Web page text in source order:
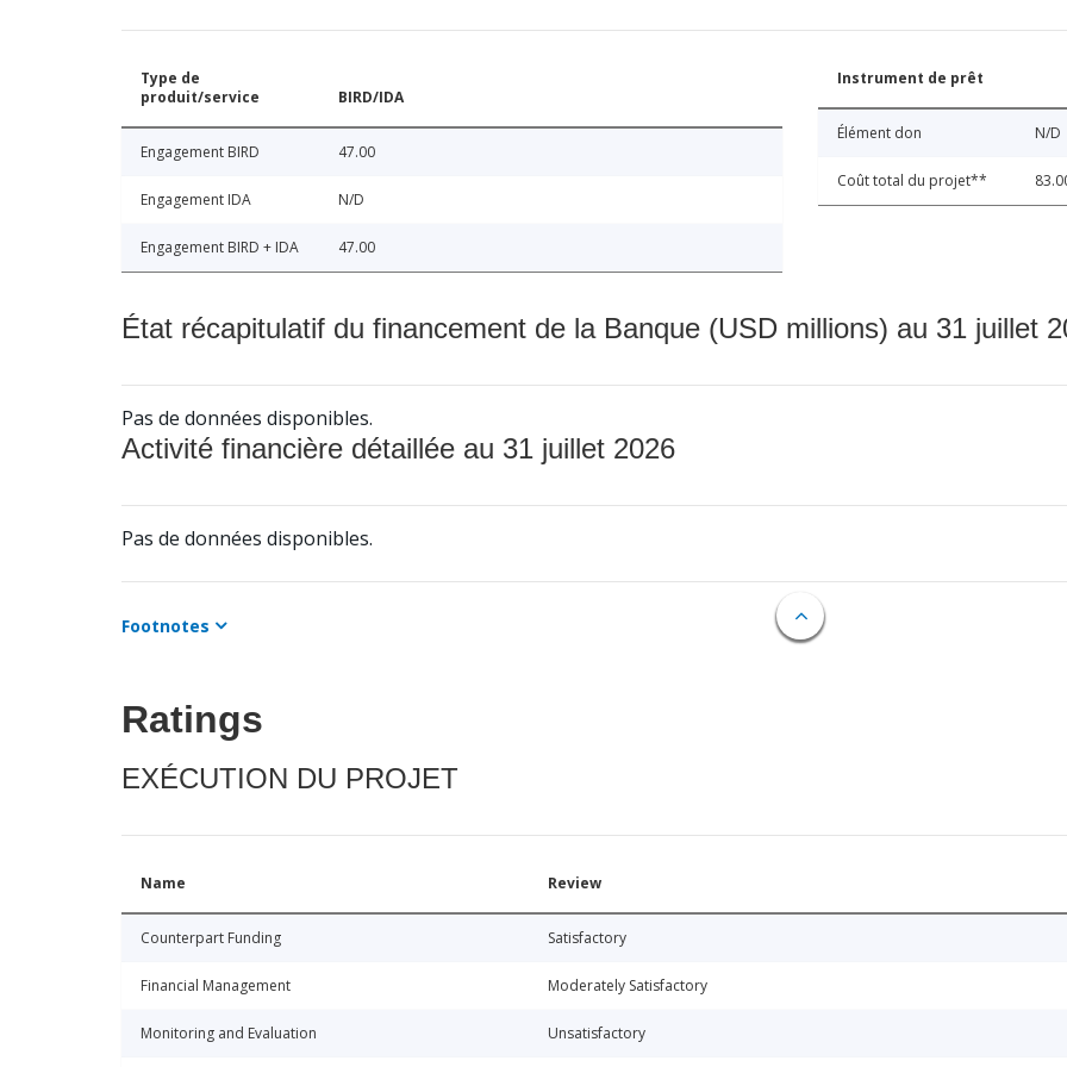
Type de
produit/service
BIRD/IDA
Engagement BIRD 47.00
Engagement IDA N/D
Engagement BIRD + IDA 47.00
Instrument de prêt
Élément don N/D
Coût total du projet**
État récapitulatif du financement de la Banque (USD millions) au 31 juillet
Pas de données disponibles.
Activité financière détaillée au 31 juillet 2026
Pas de données disponibles.
Footnotes
Ratings
EXÉCUTION DU PROJET
Name Review
Counterpart Funding Satisfactory
Financial Management Moderately Satisfactory
Monitoring and Evaluation Unsatisfactory